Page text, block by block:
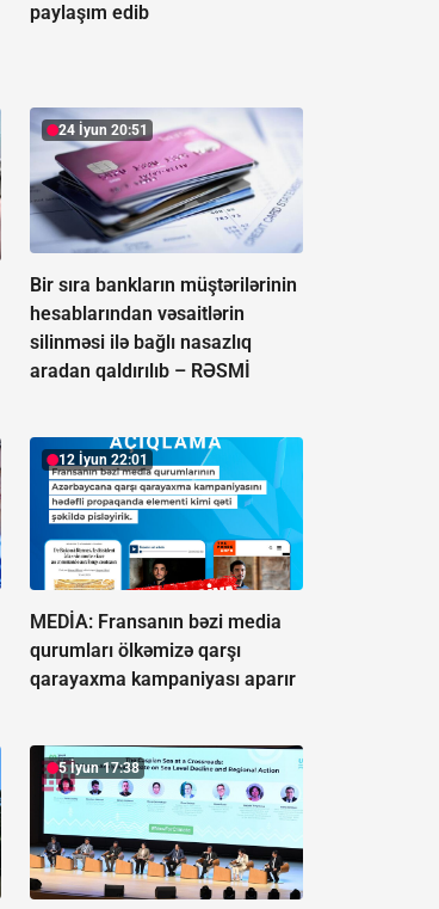
paylaşım edib
24 İyun 20:51
Bir sıra bankların müştərilərinin
hesablarından vəsaitlərin
silinməsi ilə bağlı nasazlıq
aradan qaldırılıb – RƏSMİ
12 İyun 22:01
MEDİA: Fransanın bəzi media
qurumları ölkəmizə qarşı
qarayaxma kampaniyası aparır
5 İyun 17:38